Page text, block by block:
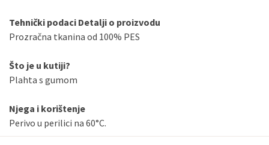
Tehnički podaci Detalji o proizvodu
Prozračna tkanina od 100% PES
Što je u kutiji?
Plahta s gumom
Njega i korištenje
Perivo u perilici na 60°C.